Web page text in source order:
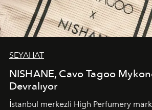
SEYAHAT
NISHANE, Cavo Tagoo
Devralıyor
İstanbul merkezli High Perfumery